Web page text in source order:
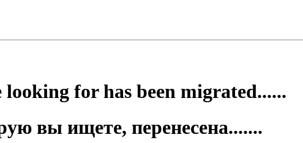
looking for has been migrated......
вы ищете, перенесена.......